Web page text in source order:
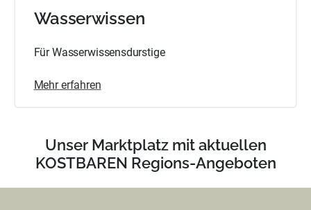
Wasserwissen
Für Wasserwissensdurstige
Mehr erfahren
Unser Marktplatz mit aktuellen
KOSTBAREN Regions-Angeboten